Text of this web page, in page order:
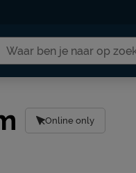
Online only